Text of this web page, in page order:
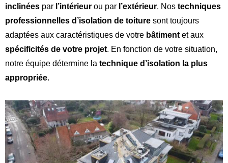
inclinées par l’intérieur ou par l’extérieur. Nos techniques
professionnelles d’isolation de toiture sont toujours
adaptées aux caractéristiques de votre bâtiment et aux
spécificités de votre projet. En fonction de votre situation,
notre équipe détermine la technique d’isolation la plus
appropriée.